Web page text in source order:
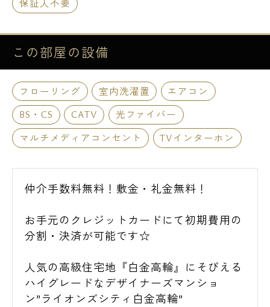
保証人不要
この部屋の設備
フローリング 室内洗濯置
エアコン
BS・CS
CATV
光ファイバー
マルチメディアコンセント
TVインターホン
仲介手数料無料！敷金・礼金無料！
お手元のクレジットカードにて初期費用の
分割・決済が可能です☆
人気の高級住宅地『白金高輪』にそびえる
ハイグレードなデザイナーズマンショ
ン”ライオンズシティ白金高輪”